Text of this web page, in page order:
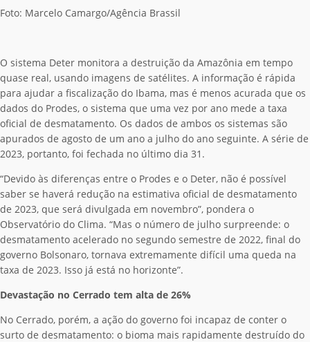
Foto: Marcelo Camargo/Agência Brassil
O sistema Deter monitora a destruição da Amazônia em tempo
quase real, usando imagens de satélites. A informação é rápida
para ajudar a fiscalização do Ibama, mas é menos acurada que os
dados do Prodes, o sistema que uma vez por ano mede a taxa
oficial de desmatamento. Os dados de ambos os sistemas são
apurados de agosto de um ano a julho do ano seguinte. A série de
2023, portanto, foi fechada no último dia 31.
“Devido às diferenças entre o Prodes e o Deter, não é possível
saber se haverá redução na estimativa oficial de desmatamento
de 2023, que será divulgada em novembro”, pondera o
Observatório do Clima. “Mas o número de julho surpreende: o
desmatamento acelerado no segundo semestre de 2022, final do
governo Bolsonaro, tornava extremamente difícil uma queda na
taxa de 2023. Isso já está no horizonte”.
Devastação no Cerrado tem alta de 26%
No Cerrado, porém, a ação do governo foi incapaz de conter o
surto de desmatamento: o bioma mais rapidamente destruído do